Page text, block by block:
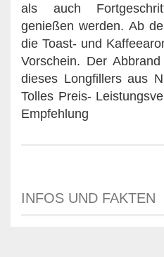
als auch
genießen werden. Ab
die Toast- und
Vorschein. Der
dieses Longfillers aus
Tolles Preis-
Empfehlung
INFOS UND FAKTEN